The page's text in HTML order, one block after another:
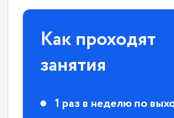
Как проходят
занятия
1 раз в неделю по